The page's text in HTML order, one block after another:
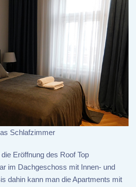
Schlafzimmer
Eröffnung des Roof Top
im Dachgeschoss mit Innen- und
dahin kann man die Apartments mit